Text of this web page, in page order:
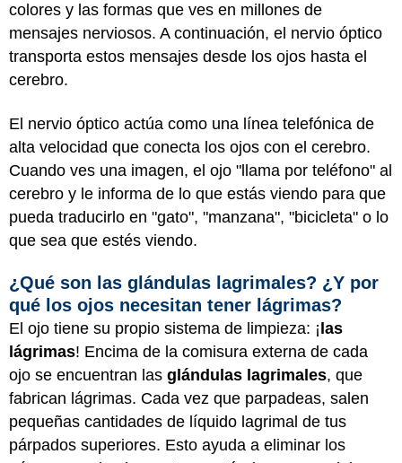
colores y las formas que ves en millones de
mensajes nerviosos. A continuación, el nervio óptico
transporta estos mensajes desde los ojos hasta el
cerebro.
El nervio óptico actúa como una línea telefónica de
alta velocidad que conecta los ojos con el cerebro.
Cuando ves una imagen, el ojo "llama por teléfono" al
cerebro y le informa de lo que estás viendo para que
pueda traducirlo en "gato", "manzana", "bicicleta" o lo
que sea que estés viendo.
¿Qué son las glándulas lagrimales? ¿Y por
qué los ojos necesitan tener lágrimas?
El ojo tiene su propio sistema de limpieza: ¡ las
lágrimas! Encima de la comisura externa de cada
ojo se encuentran las glándulas lagrimales, que
fabrican lágrimas. Cada vez que parpadeas, salen
pequeñas cantidades de líquido lagrimal de tus
párpados superiores. Esto ayuda a eliminar los